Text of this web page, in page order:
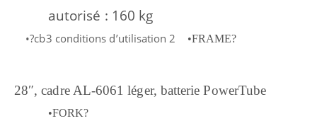
autorisé : 160 kg
•?cb3 conditions d’utilisation 2 •FRAME?
28″, cadre AL-6061 léger, batterie PowerTube
•FORK?